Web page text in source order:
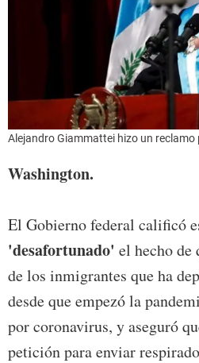
Alejandro Giammattei hizo un reclamo
Washington.
El Gobierno federal calificó
'desafortunado' el hecho de
de los inmigrantes que ha
desde que empezó la
por coronavirus, y aseguró
petición para enviar